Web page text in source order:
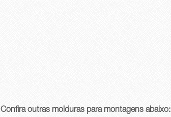
Confira outras molduras para montagens abaixo: